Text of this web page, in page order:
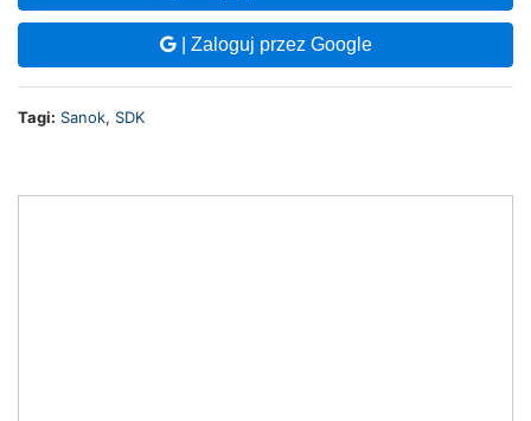
| Zaloguj przez Google
Tagi: Sanok, SDK